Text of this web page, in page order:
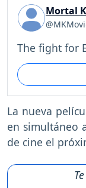
Mortal
The fight for
La nueva
en simultáneo
de cine el